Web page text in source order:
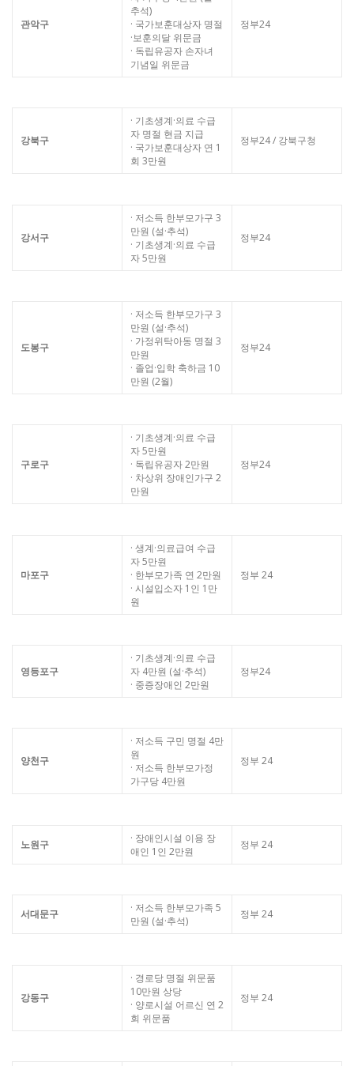
관악구
추석)
· 국가보훈대상자 명절
·보훈의달 위문금
· 독립유공자 손자녀
기념일 위문금
정부24
강북구
· 기초생계·의료 수급
자 명절 현금 지급
· 국가보훈대상자 연 1
회 3만원
정부24 / 강북구청
강서구
· 저소득 한부모가구 3
만원 (설·추석)
· 기초생계·의료 수급
자 5만원
정부24
도봉구
· 저소득 한부모가구 3
만원 (설·추석)
· 가정위탁아동 명절 3
만원
· 졸업·입학 축하금 10
만원 (2월)
정부24
구로구
· 기초생계·의료 수급
자 5만원
· 독립유공자 2만원
· 차상위 장애인가구 2
만원
정부24
마포구
· 생계·의료급여 수급
자 5만원
· 한부모가족 연 2만원
· 시설입소자 1인 1만
원
정부 24
영등포구
· 기초생계·의료 수급
자 4만원 (설·추석)
· 중증장애인 2만원
정부24
양천구
· 저소득 구민 명절 4만
원
· 저소득 한부모가정
가구당 4만원
정부 24
노원구
· 장애인시설 이용 장
애인 1인 2만원
정부 24
서대문구
· 저소득 한부모가족 5
만원 (설·추석)
정부 24
강동구
· 경로당 명절 위문품
10만원 상당
· 양로시설 어르신 연 2
회 위문품
정부 24